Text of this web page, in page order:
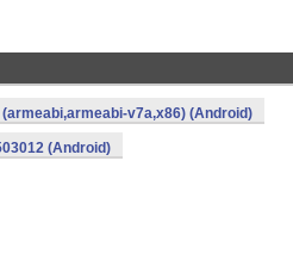
(armeabi,armeabi-v7a,x86) (Android)
(Android)